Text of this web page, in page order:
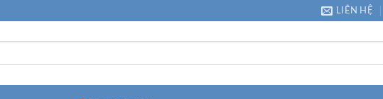
LIÊN HỆ